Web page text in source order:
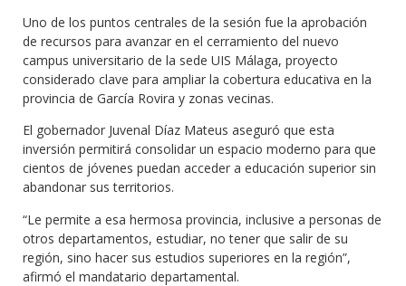
Uno de los puntos centrales de la sesión fue la aprobación
de recursos para avanzar en el cerramiento del nuevo
campus universitario de la sede UIS Málaga, proyecto
considerado clave para ampliar la cobertura educativa en la
provincia de García Rovira y zonas vecinas.
El gobernador Juvenal Díaz Mateus aseguró que esta
inversión permitirá consolidar un espacio moderno para que
cientos de jóvenes puedan acceder a educación superior sin
abandonar sus territorios.
“Le permite a esa hermosa provincia, inclusive a personas de
otros departamentos, estudiar, no tener que salir de su
región, sino hacer sus estudios superiores en la región”,
afirmó el mandatario departamental.